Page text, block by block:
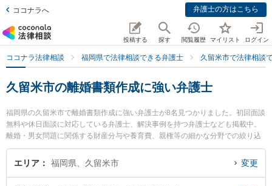
ココナラへ 弁護士の方はこちら
投稿する 探す 閲覧履歴 マイリスト ログイン
ココナラ法律相談 福岡県で法律相談できる弁護士 久留米市で法律相談
久留米市の離婚書類作成に強い弁護士
福岡県の久留米市で離婚書類作成に強い弁護士が8名見つかりました。初回面談
無料や休日面談に対応している弁護士、解決事例を持つ弁護士なども掲載中。
離婚・男女問題に関係する財産分与や養育費、親権等の細かな分野での絞り込
み検索もでき便利です。特にベリーベスト法律事務所 久留米オフィスの坂口 洋
文弁護士や三宅・小林総合法律事務所の小林 健彦弁護士、ゆずりは法律事務所
エリア 福岡県、久留米市 変更